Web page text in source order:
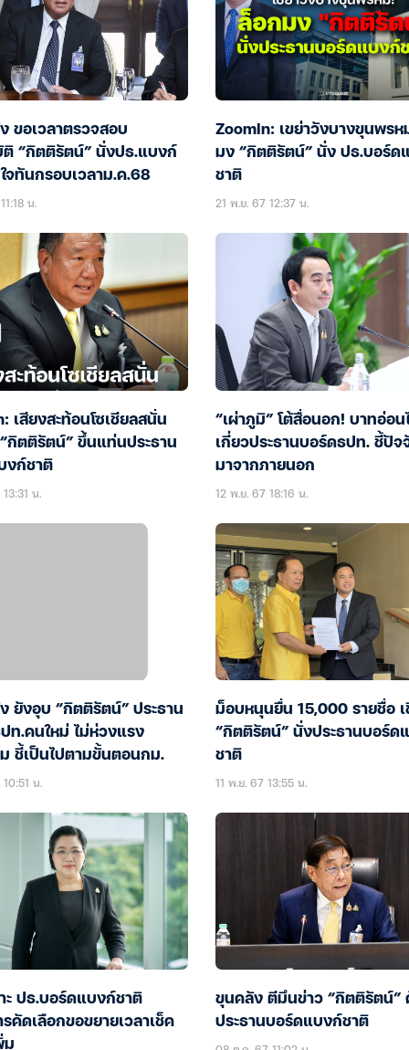
ขอเวลาตรวจสอบ
“กิตติรัตน์” นั่งปธ.แบงก์
จทันกรอบเวลาม.ค.68
น.
ZoomIn: เขย่าวังบางขุนพรห
มง “กิตติรัตน์” นั่ง ปธ.บอร์ด
ชาติ
21 พ.ย. 67 12:37 น.
เสียงสะท้อนโซเชียลสนั่น
กิตติรัตน์” ขึ้นแท่นประธาน
งก์ชาติ
น.
“เผ่าภูมิ” โต้สื่อนอก! บาทอ่อน
เกี่ยวประธานบอร์ดธปท. ชี้ปัจ
มาจากภายนอก
12 พ.ย. 67 18:16 น.
ยังอุบ “กิตติรัตน์” ประธาน
ท.คนใหม่ ไม่ห่วงแรง
ม ชี้เป็นไปตามขั้นตอนกม.
น.
ม็อบหนุนยื่น 15,000 รายชื่อ เ
“กิตติรัตน์” นั่งประธานบอร์ด
ชาติ
11 พ.ย. 67 13:55 น.
ะ ปธ.บอร์ดแบงก์ชาติ
คัดเลือกขอขยายเวลาเช็ค
ม
ขุนคลัง ตีมึนข่าว “กิตติรัตน์”
ประธานบอร์ดแบงก์ชาติ